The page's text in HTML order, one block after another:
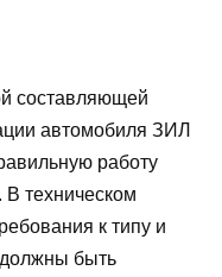
составляющей
автомобиля ЗИЛ
работу
В техническом
к типу и
должны быть